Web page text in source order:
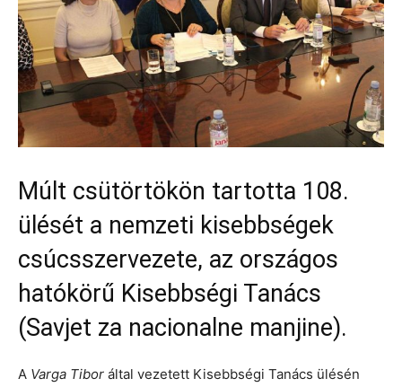
Múlt csütörtökön tartotta 108.
ülését a nemzeti kisebbségek
csúcsszervezete, az országos
hatókörű Kisebbségi Tanács
(Savjet za nacionalne manjine).
A Varga Tibor által vezetett Kisebbségi Tanács ülésén